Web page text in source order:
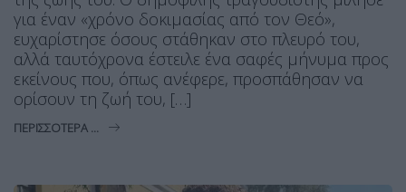
για έναν «χρόνο δοκιμασίας από τον Θεό»,
ευχαρίστησε όσους στάθηκαν στο πλευρό του,
αλλά ταυτόχρονα έστειλε ένα σαφές μήνυμα προς
εκείνους που, όπως ανέφερε, προσπάθησαν να
ορίσουν τη ζωή του, […]
ΠΕΡΙΣΣΌΤΕΡΑ ...